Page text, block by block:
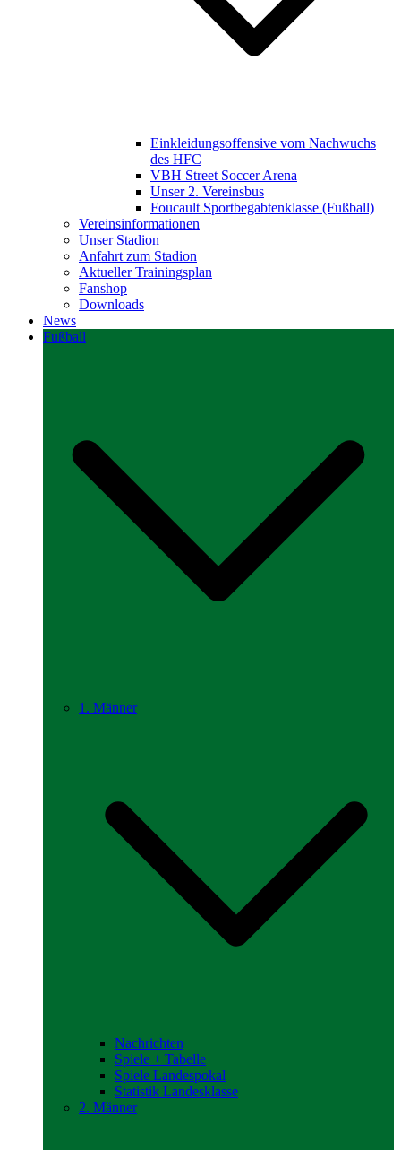
Einkleidungsoffensive vom Nachwuchs
des HFC
VBH Street Soccer Arena
Unser 2. Vereinsbus
Foucault Sportbegabtenklasse (Fußball)
Vereinsinformationen
Unser Stadion
Anfahrt zum Stadion
Aktueller Trainingsplan
Fanshop
Downloads
News
Fußball
1. Männer
Nachrichten
Spiele + Tabelle
Spiele Landespokal
Statistik Landesklasse
2. Männer